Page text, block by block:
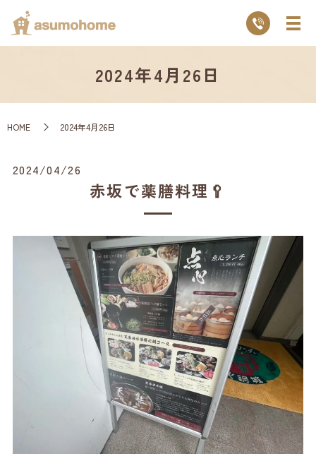
2024年4月26日
HOME 2024年4月26日
2024/04/26
赤坂で薬膳料理🥄